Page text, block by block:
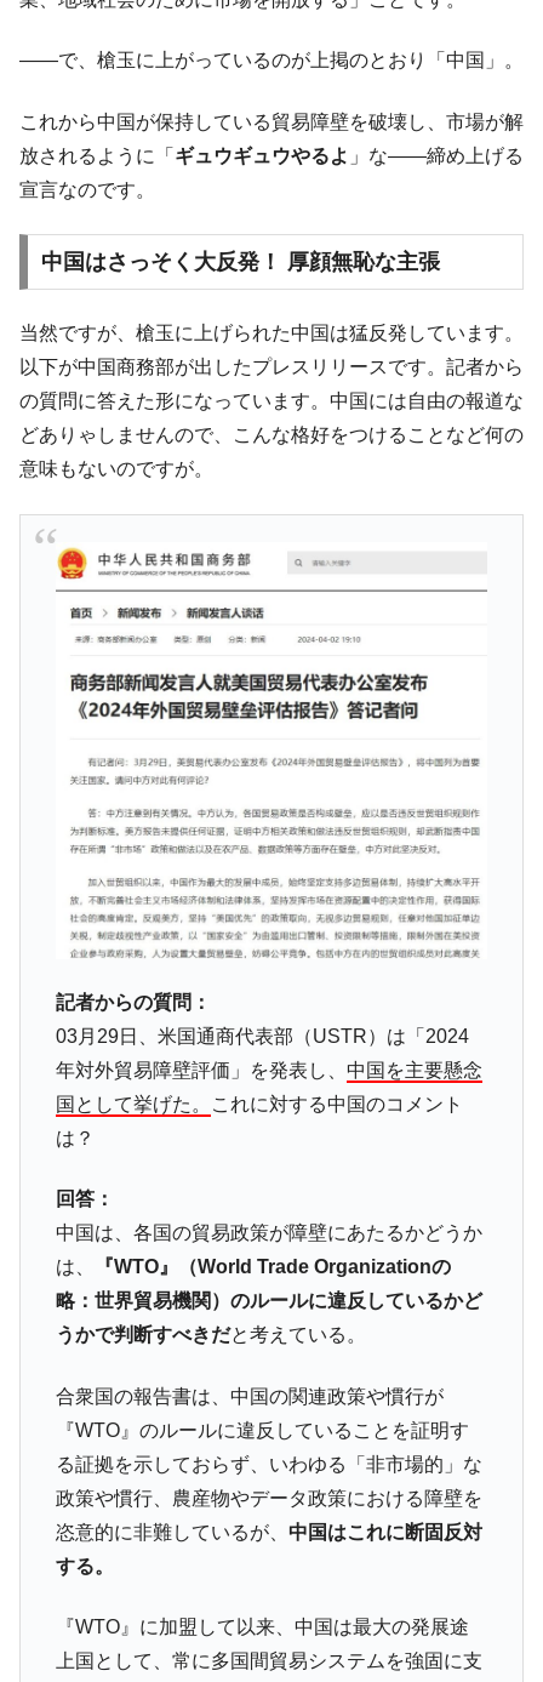
――で、槍玉に上がっているのが上掲のとおり「中国」。
これから中国が保持している貿易障壁を破壊し、市場が解
放されるように「 ギュウギュウやるよ 」な――締め上げる
宣言なのです。
中国はさっそく大反発！ 厚顔無恥な主張
当然ですが、槍玉に上げられた中国は猛反発しています。
以下が中国商務部が出したプレスリリースです。記者から
の質問に答えた形になっています。中国には自由の報道な
どありゃしませんので、こんな格好をつけることなど何の
意味もないのですが。
記者からの質問：
03月29日、米国通商代表部（USTR）は「2024
年対外貿易障壁評価」を発表し、 中国を主要懸念
国として挙げた。
これに対する中国のコメント
は？
回答：
中国は、各国の貿易政策が障壁にあたるかどうか
は、
『WTO』（World Trade Organizationの
略：世界貿易機関）のルールに違反しているかど
うかで判断すべきだと考えている。
合衆国の報告書は、中国の関連政策や慣行が
『WTO』のルールに違反していることを証明す
る証拠を示しておらず、いわゆる「非市場的」な
政策や慣行、農産物やデータ政策における障壁を
恣意的に非難しているが、 中国はこれに断固反対
する。
『WTO』に加盟して以来、中国は最大の発展途
上国として、常に多国間貿易システムを強固に支